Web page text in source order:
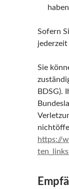
Sofern
Sie
BDSG).
https://